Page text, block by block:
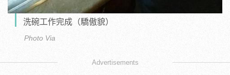
洗碗工作完成（驕傲貌）
Photo Via
Advertisements